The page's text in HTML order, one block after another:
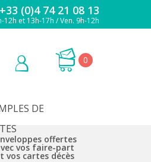
+33 (0)4 74 21 08 13
12h et 13h-17h / Ven. 9h-12h
0
DE
offertes
vos faire-part
vos cartes décès